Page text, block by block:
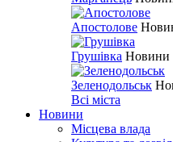
Апостолове
Грушівка Новини
Зеленодольськ
Всі міста
Новини
Місцева влада